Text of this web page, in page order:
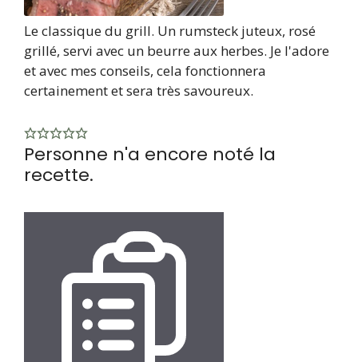
Le classique du grill. Un rumsteck juteux, rosé
grillé, servi avec un beurre aux herbes. Je l'adore
et avec mes conseils, cela fonctionnera
certainement et sera très savoureux.
Personne n'a encore noté la
recette.